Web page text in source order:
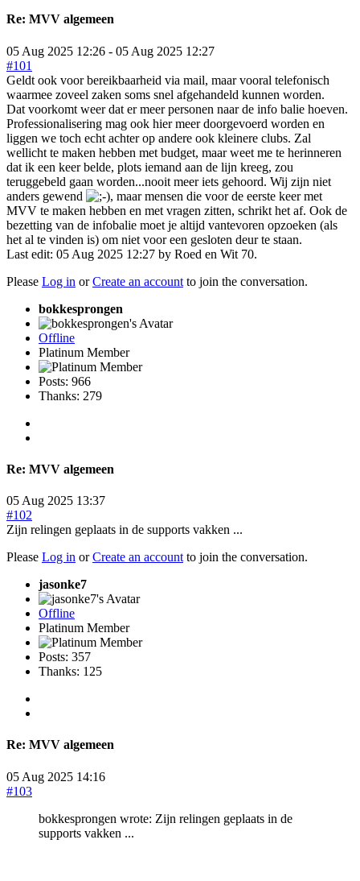
Re: MVV algemeen
05 Aug 2025 12:26 - 05 Aug 2025 12:27
#101
Geldt ook voor bereikbaarheid via mail, maar vooral telefonisch
waarmee zoveel zaken soms snel afgehandeld kunnen worden.
Dat voorkomt weer dat er meer personen naar de info balie hoeven.
Professionalisering mag ook hier meer doorgevoerd worden en
liggen we toch echt achter op andere ook kleinere clubs. Zal
wellicht te maken hebben met budget, maar weet me te herinneren
dat ik een keer belde, plots iemand aan de lijn kreeg, zou
teruggebeld gaan worden...nooit meer iets gehoord. Wij zijn niet
anders gewend
, maar mensen die voor de eerste keer met
MVV te maken hebben en met vragen zitten, schrikt het af. Ook de
bezetting van de infobalie moet je altijd vantevoren opzoeken (als
het al te vinden is) om niet voor een gesloten deur te staan.
Last edit: 05 Aug 2025 12:27 by Roed en Wit 70.
Please Log in orCreate an account to join the conversation.
bokkesprongen
Offline
Platinum Member
Posts: 966
Thanks: 279
Re: MVV algemeen
05 Aug 2025 13:37
#102
Zijn relingen geplaats in de supports vakken ...
Please Log in orCreate an account to join the conversation.
jasonke7
Offline
Platinum Member
Posts: 357
Thanks: 125
Re: MVV algemeen
05 Aug 2025 14:16
#103
bokkesprongen wrote: Zijn relingen geplaats in de
supports vakken ...